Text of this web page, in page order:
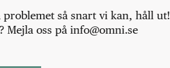
så snart vi kan, håll ut!
oss på info@omni.se